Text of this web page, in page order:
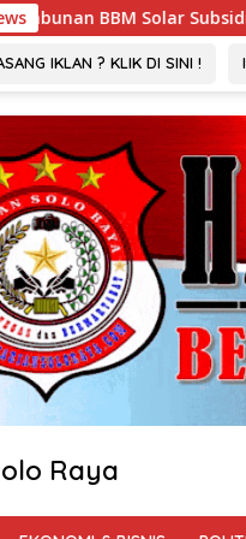
Penindakan
IKLAN ? KLIK DI SINI !
Raya